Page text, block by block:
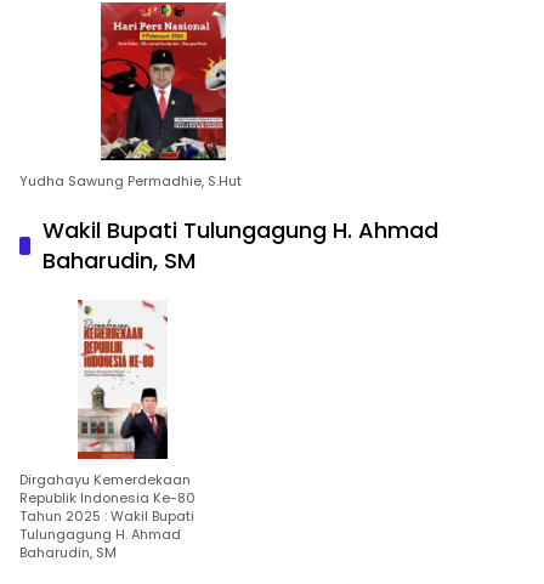
Yudha Sawung Permadhie, S.Hut
Wakil Bupati Tulungagung H. Ahmad
Baharudin, SM
Dirgahayu Kemerdekaan
Republik Indonesia Ke-80
Tahun 2025 : Wakil Bupati
Tulungagung H. Ahmad
Baharudin, SM